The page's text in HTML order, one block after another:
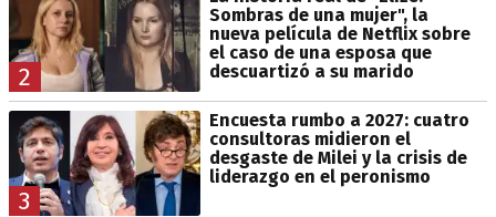
2
Sombras de una mujer", la
nueva película de Netflix sobre
el caso de una esposa que
descuartizó a su marido
3
Encuesta rumbo a 2027: cuatro
consultoras midieron el
desgaste de Milei y la crisis de
liderazgo en el peronismo